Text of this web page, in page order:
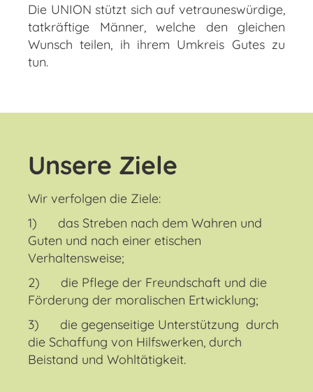
Die UNION stützt sich auf vetrauneswürdige,
tatkräftige Männer, welche den gleichen
Wunsch teilen, ih ihrem Umkreis Gutes zu
tun.
Unsere Ziele
Wir verfolgen die Ziele:
1) das Streben nach dem Wahren und
Guten und nach einer etischen
Verhaltensweise;
2) die Pflege der Freundschaft und die
Förderung der moralischen Ertwicklung;
3) die gegenseitige Unterstützung durch
die Schaffung von Hilfswerken, durch
Beistand und Wohltätigkeit.